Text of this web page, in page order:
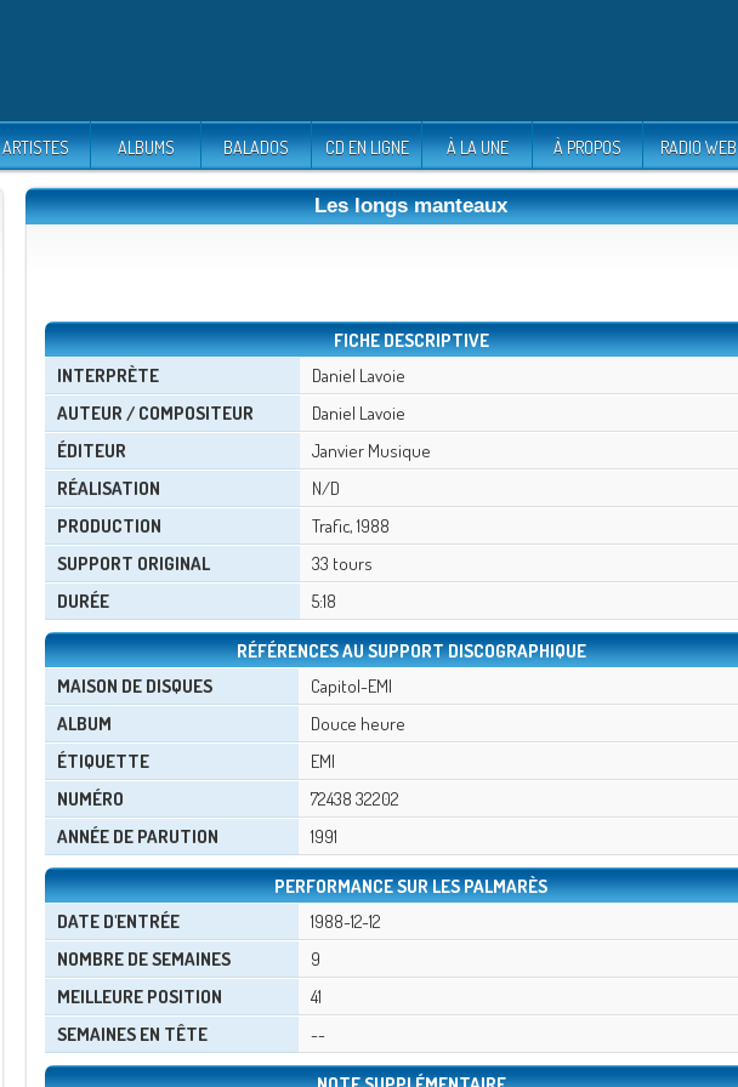
ARTISTES ALBUMS BALADOS CD EN LIGNE À LA UNE À PROPOS RADIO WEB
Les longs manteaux
FICHE DESCRIPTIVE
INTERPRÈTE
Daniel Lavoie
AUTEUR / COMPOSITEUR
Daniel Lavoie
ÉDITEUR
Janvier Musique
RÉALISATION
N/D
PRODUCTION
Trafic, 1988
SUPPORT ORIGINAL
33 tours
DURÉE
5:18
RÉFÉRENCES AU SUPPORT DISCOGRAPHIQUE
MAISON DE DISQUES
Capitol-EMI
ALBUM
Douce heure
ÉTIQUETTE
EMI
NUMÉRO
72438 32202
ANNÉE DE PARUTION
1991
PERFORMANCE SUR LES PALMARÈS
DATE D'ENTRÉE
1988-12-12
NOMBRE DE SEMAINES
9
MEILLEURE POSITION
41
SEMAINES EN TÊTE
--